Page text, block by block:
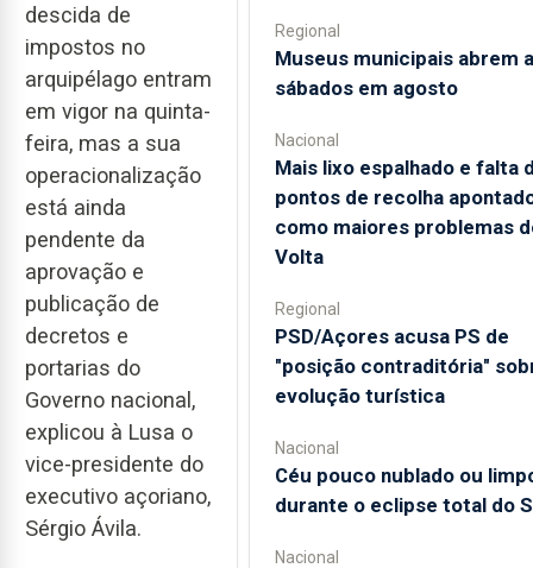
descida de
impostos no
arquipélago entram
em vigor na quinta-
feira, mas a sua
operacionalização
está ainda
pendente da
aprovação e
publicação de
decretos e
portarias do
Governo nacional,
explicou à Lusa o
vice-presidente do
executivo açoriano,
Sérgio Ávila.
Regional
Museus municipais abrem
sábados em agosto
Nacional
Mais lixo espalhado e falta
pontos de recolha
como maiores problemas
Volta
Regional
PSD/Açores acusa PS de
"posição contraditória"
evolução turística
Nacional
Céu pouco nublado ou
durante o eclipse total do
Nacional